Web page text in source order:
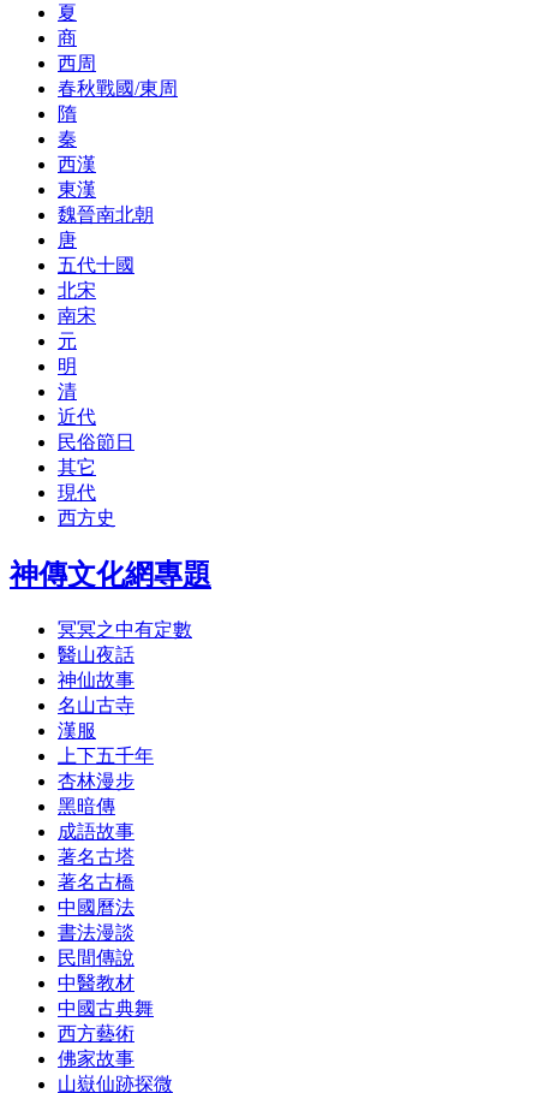
夏
商
西周
春秋戰國/東周
隋
秦
西漢
東漢
魏晉南北朝
唐
五代十國
北宋
南宋
元
明
清
近代
民俗節日
其它
現代
西方史
神傳文化網專題
冥冥之中有定數
醫山夜話
神仙故事
名山古寺
漢服
上下五千年
杏林漫步
黑暗傳
成語故事
著名古塔
著名古橋
中國曆法
書法漫談
民間傳說
中醫教材
中國古典舞
西方藝術
佛家故事
山嶽仙跡探微